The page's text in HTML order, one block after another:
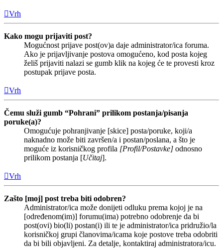
Vrh
Kako mogu prijaviti post?
Mogućnost prijave post(ov)a daje administrator/ica foruma.
Ako je prijavljivanje postova omogućeno, kod posta kojeg
želiš prijaviti nalazi se gumb klik na kojeg će te provesti kroz
postupak prijave posta.
Vrh
Čemu služi gumb “Pohrani” prilikom postanja/pisanja
poruke(a)?
Omogućuje pohranjivanje [skice] posta/poruke, koji/a
naknadno može biti završen/a i postan/poslana, a što je
moguće iz korisničkog profila [Profil/Postavke] odnosno
prilikom postanja [Učitaj].
Vrh
Zašto [moj] post treba biti odobren?
Administrator/ica može donijeti odluku prema kojoj je na
[određenom(im)] forumu(ima) potrebno odobrenje da bi
post(ovi) bio(li) postan(i) ili te je administrator/ica pridružio/la
korisničkoj grupi članovima/icama koje postove treba odobriti
da bi bili objavljeni. Za detalje, kontaktiraj administratora/icu.